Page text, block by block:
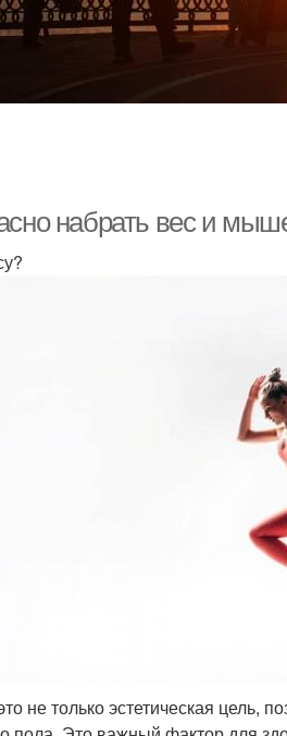
набрать вес и
только эстетическая цель,